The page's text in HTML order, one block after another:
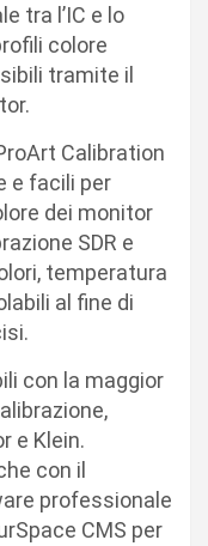
tra l’IC e lo
colore
tramite il
Calibration
e facili per
dei monitor
SDR e
temperatura
al fine di
con la maggior
e Klein.
con il
professionale
CMS per